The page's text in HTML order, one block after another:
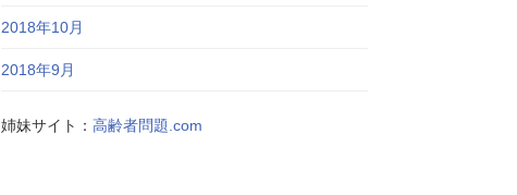
2018年10月
2018年9月
姉妹サイト：高齢者問題.com